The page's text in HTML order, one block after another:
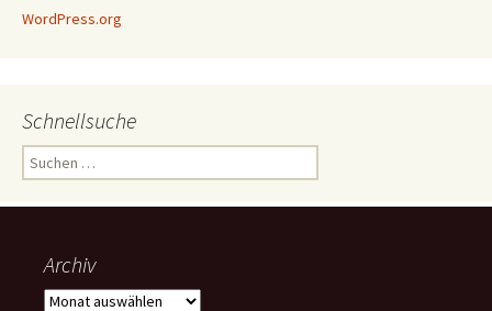
WordPress.org
Schnellsuche
Suchen
nach:
Archiv
Archiv